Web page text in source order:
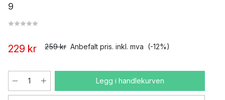
9
229 kr 259 kr Anbefalt pris. inkl. mva (-12%)
Legg i handlekurven